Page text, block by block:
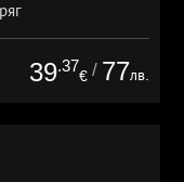
39.37
€ / 77лв.